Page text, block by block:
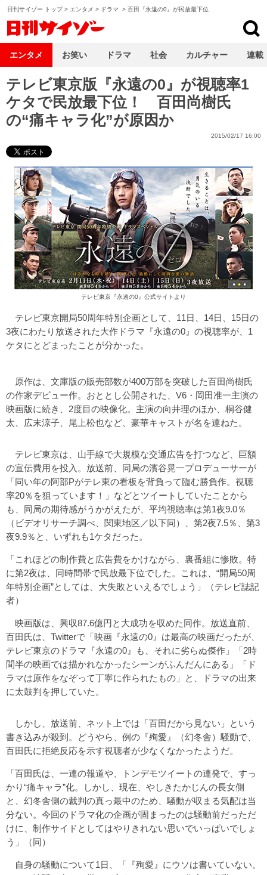
日刊サイゾー トップ> エンタメ > ドラマ > 百田『永遠の0』が民放最下位
テレビ東京版『永遠の0』が視聴率1
ケタで民放最下位！ 百田尚樹氏
の“痛キャラ化”が原因か
2015/02/17 16:00
テレビ東京『永遠の0』公式サイトより
テレビ東京開局50周年特別企画として、11日、14日、15日の
3夜にわたり放送された大作ドラマ『永遠の0』の視聴率が、1
ケタにとどまったことが分かった。
原作は、文庫版の販売部数が400万部を突破した百田尚樹氏
の作家デビュー作。おととし公開された、V6・岡田准一主演の
映画版に続き、2度目の映像化。主演の向井理のほか、桐谷健
太、広末涼子、尾上松也など、豪華キャストが名を連ねた。
テレビ東京は、山手線で大規模な交通広告を打つなど、巨額
の宣伝費用を投入。放送前、同局の濱谷晃一プロデューサーが
「同い年の阿部Pがテレ東の看板を背負って臨む勝負作。視聴
率20％を狙っています！」などとツイートしていたことから
も、同局の期待感がうかがえたが、平均視聴率は第1夜9.0％
（ビデオリサーチ調べ、関東地区／以下同）、第2夜7.5％、第3
夜9.9％と、いずれも1ケタだった。
「これほどの制作費と広告費をかけながら、裏番組に惨敗。特
に第2夜は、同時間帯で民放最下位でした。これは、“開局50周
年特別企画”としては、大失敗といえるでしょう」（テレビ誌記
者）
映画版は、興収87.6億円と大成功を収めた同作。放送直前、
百田氏は、Twitterで「映画『永遠の0』は最高の映画だったが、
テレビ東京のドラマ『永遠の0』も、それに劣らぬ傑作」「2時
間半の映画では描かれなかったシーンがふんだんにある」「ド
ラマは原作をなぞって丁寧に作られたもの」と、ドラマの出来
に太鼓判を押していた。
しかし、放送前、ネット上では「百田だから見ない」という
書き込みが殺到。どうやら、例の『殉愛』（幻冬舎）騒動で、
百田氏に拒絶反応を示す視聴者が少なくなかったようだ。
「百田氏は、一連の報道や、トンデモツイートの連発で、すっ
かり“痛キャラ”化。しかし、現在、やしきたかじんの長女側
と、幻冬舎側の裁判の真っ最中のため、騒動が収まる気配は当
分ない。今回のドラマ化の企画が固まったのは騒動前だっただ
けに、制作サイドとしてはやりきれない思いでいっぱいでしょ
う」（同）
自身の騒動について1日、「『殉愛』にウソは書いていない。
エンタメ お笑い ドラマ 社会 カルチャー 連載